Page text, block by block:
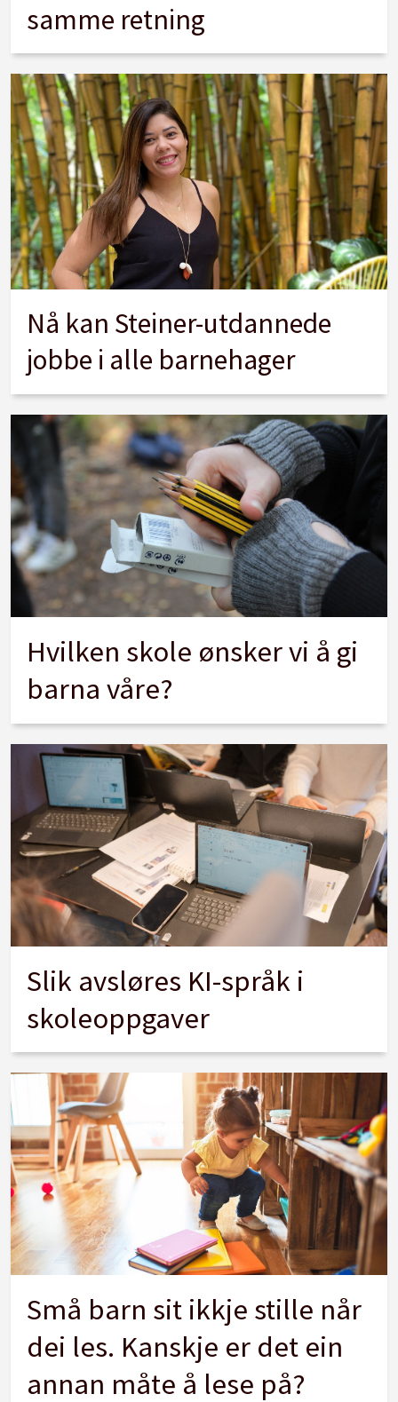
samme retning
Nå kan Steiner-utdannede
jobbe i alle barnehager
Hvilken skole ønsker vi å gi
barna våre?
Slik avsløres KI-språk i
skoleoppgaver
Små barn sit ikkje stille når
dei les. Kanskje er det ein
annan måte å lese på?